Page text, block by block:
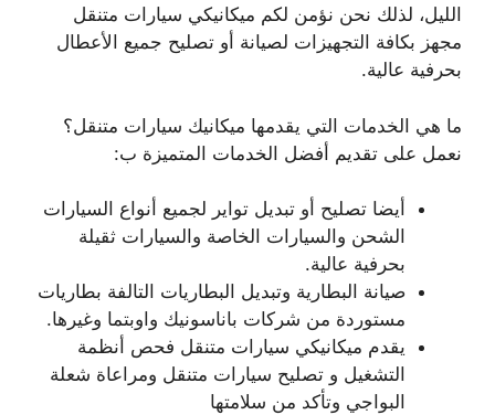
الليل، لذلك نحن نؤمن لكم ميكانيكي سيارات متنقل
مجهز بكافة التجهيزات لصيانة أو تصليح جميع الأعطال
بحرفية عالية.
ما هي الخدمات التي يقدمها ميكانيك سيارات متنقل؟
نعمل على تقديم أفضل الخدمات المتميزة ب:
أيضا تصليح أو تبديل تواير لجميع أنواع السيارات
الشحن والسيارات الخاصة والسيارات ثقيلة
بحرفية عالية.
صيانة البطارية وتبديل البطاريات التالفة بطاريات
مستوردة من شركات باناسونيك واوبتما وغيرها.
يقدم ميكانيكي سيارات متنقل فحص أنظمة
التشغيل و تصليح سيارات متنقل ومراعاة شعلة
البواجي وتأكد من سلامتها